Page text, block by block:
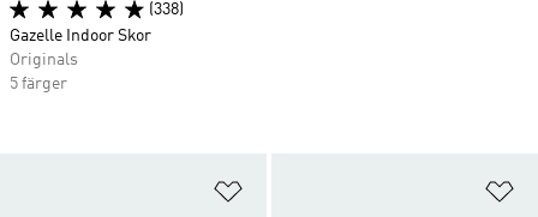
(338)
Gazelle Indoor Skor
Originals
5 färger